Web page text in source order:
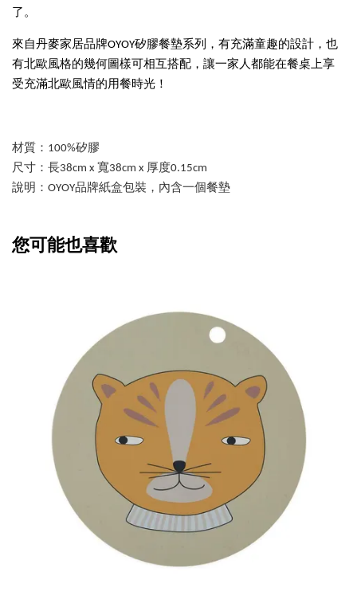
了。
來自丹麥家居品牌OYOY矽膠餐墊系列，有充滿童趣的設計，也
有北歐風格的幾何圖樣可相互搭配， 讓一家人都能在餐桌上享
受充滿北歐風情的用餐時光！
材質：100%矽膠
尺寸：長38cm x 寬38cm x 厚度0.15cm
說明：OYOY品牌紙盒包裝，內含一個餐墊
您可能也喜歡